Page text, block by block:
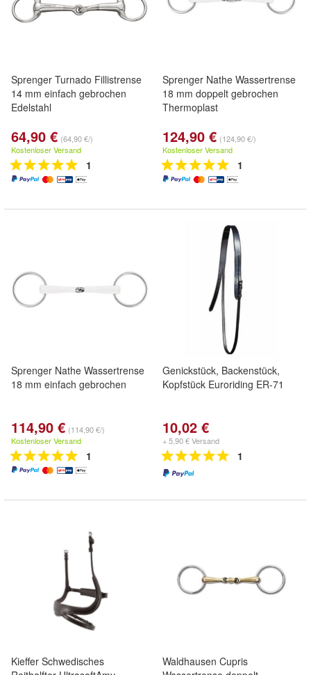
Sprenger Turnado Fillistrense
14 mm einfach gebrochen
Edelstahl
64,90 € (64,90 €/)
Kostenloser Versand
1
Sprenger Nathe Wassertrense
18 mm doppelt gebrochen
Thermoplast
124,90 € (124,90 €/)
Kostenloser Versand
1
Sprenger Nathe Wassertrense
18 mm einfach gebrochen
114,90 € (114,90 €/)
Kostenloser Versand
1
Genickstück, Backenstück,
Kopfstück Euroriding ER-71
10,02 €
+ 5,90 € Versand
1
Kieffer Schwedisches
Waldhausen Cupris